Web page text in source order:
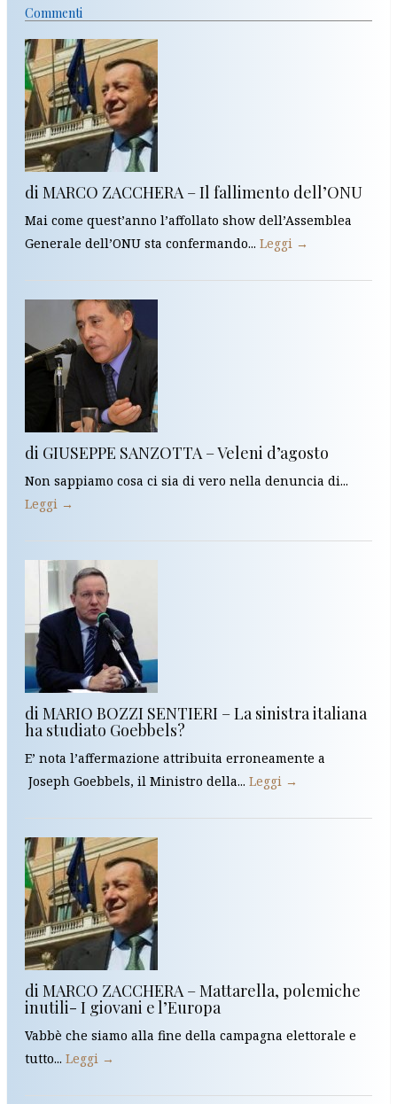
Commenti
di MARCO ZACCHERA – Il fallimento dell’ONU
Mai come quest’anno l’affollato show dell’Assemblea
Generale dell’ONU sta confermando... Leggi →
di GIUSEPPE SANZOTTA – Veleni d’agosto
Non sappiamo cosa ci sia di vero nella denuncia di...
Leggi →
di MARIO BOZZI SENTIERI – La sinistra italiana
ha studiato Goebbels?
E’ nota l’affermazione attribuita erroneamente a
Joseph Goebbels, il Ministro della... Leggi →
di MARCO ZACCHERA – Mattarella, polemiche
inutili- I giovani e l’Europa
Vabbè che siamo alla fine della campagna elettorale e
tutto... Leggi →